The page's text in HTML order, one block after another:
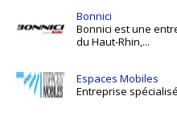
Bonnici
Bonnici est une
du Haut-Rhin,...
Espaces Mobiles
Entreprise